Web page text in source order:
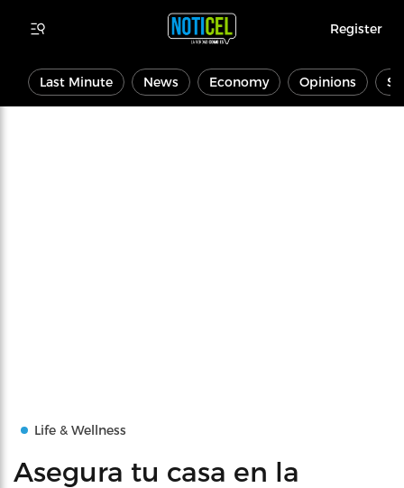
Register
Last Minute News Economy Opinions
Life & Wellness
Asegura tu casa en la